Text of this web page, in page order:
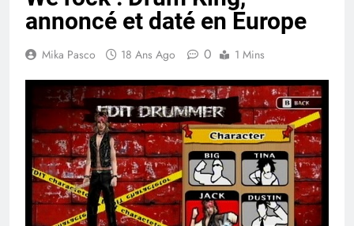
annoncé et daté en Europe
Mika Pasco 18 Ans Ago 0 1 Mins